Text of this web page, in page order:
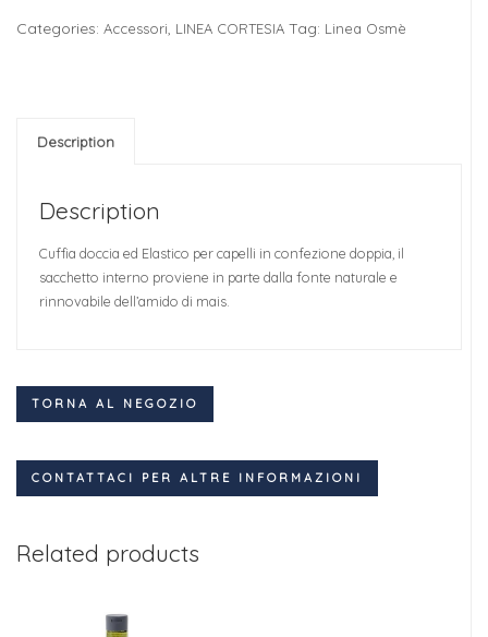
Categories: Accessori, LINEA CORTESIA Tag: Linea Osmè
Description
Description
Cuffia doccia ed Elastico per capelli in confezione doppia, il
sacchetto interno proviene in parte dalla fonte naturale e
rinnovabile dell’amido di mais.
TORNA AL NEGOZIO
CONTATTACI PER ALTRE INFORMAZIONI
Related products